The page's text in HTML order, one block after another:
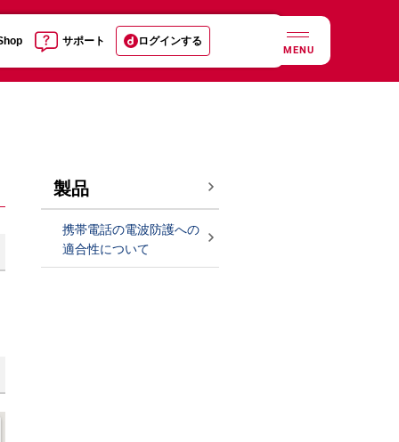
サポート ログインする
MENU
製品
携帯電話の電波防護への
適合性について